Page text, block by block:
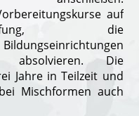
auf
die
absolvieren. Die
Jahre in Teilzeit und
Mischformen auch